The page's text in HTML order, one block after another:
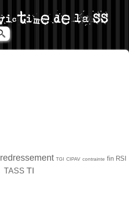
redressement TGI CIPAV contrainte fin RSI
TASS TI